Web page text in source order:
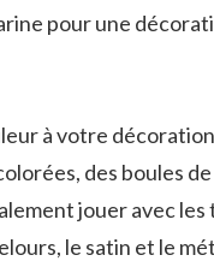
pour une
à votre
des boules
jouer avec
le satin et le